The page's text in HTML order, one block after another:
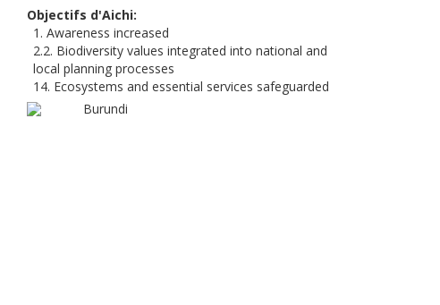
Objectifs d'Aichi
1. Awareness increased
2.2. Biodiversity values integrated into national and
local planning processes
14. Ecosystems and essential services safeguarded
Burundi